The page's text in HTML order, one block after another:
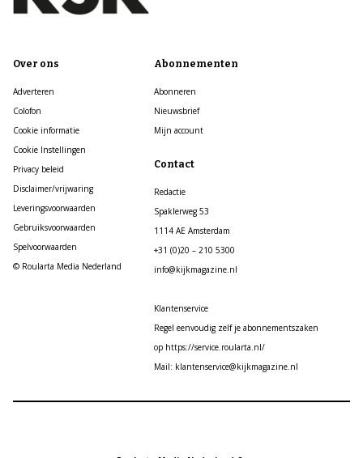
Over ons
Adverteren
Colofon
Cookie informatie
Cookie Instellingen
Privacy beleid
Disclaimer/vrijwaring
Leveringsvoorwaarden
Gebruiksvoorwaarden
Spelvoorwaarden
© Roularta Media Nederland
Abonnementen
Abonneren
Nieuwsbrief
Mijn account
Contact
Redactie
Spaklerweg 53
1114 AE Amsterdam
+31 (0)20 – 210 5300
info@kijkmagazine.nl
Klantenservice
Regel eenvoudig zelf je abonnementszaken
op https://service.roularta.nl/
Mail: klantenservice@kijkmagazine.nl